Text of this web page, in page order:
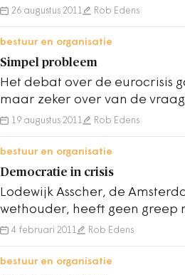
Zes van de tien ambtenaren
26 augustus 2011 Rob Edens
bestuur en organisatie
Simpel probleem
Het debat over de eurocrisis
maar zeker over van de
crisis opgelost moet worden
19 augustus 2011 Rob Edens
bestuur en organisatie
Democratie in crisis
Lodewijk Asscher, de
wethouder, heeft geen greep
jeugdzorg en start Operatie
4 februari 2011 Rob Edens
bestuur en organisatie